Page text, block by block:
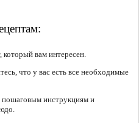
который вам интересен.
что у вас есть все необходимые
пошаговым инструкциям и